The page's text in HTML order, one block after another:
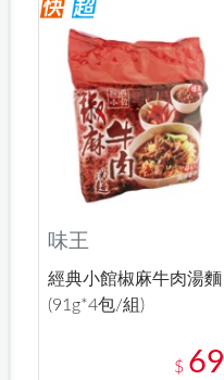
味王
經典小館椒麻牛肉湯麵
(91g*4包/組)
$ 69